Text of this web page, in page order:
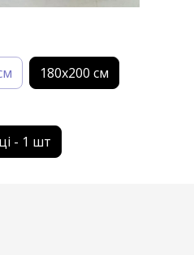
180х200 см
- 1 шт